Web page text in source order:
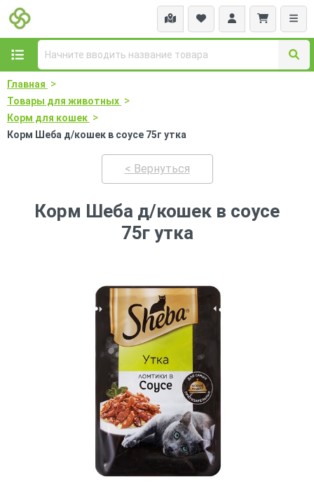
Главная >
Товары для животных >
Корм для кошек >
Корм Шеба д/кошек в соусе 75г утка
< Вернуться
Корм Шеба д/кошек в соусе
75г утка